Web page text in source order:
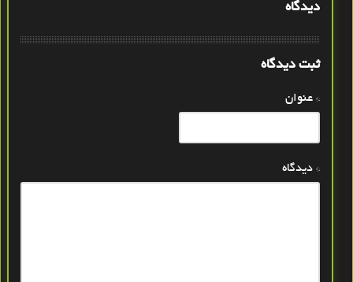
دیدگاه
ثبت دیدگاه
* عنوان
* دیدگاه